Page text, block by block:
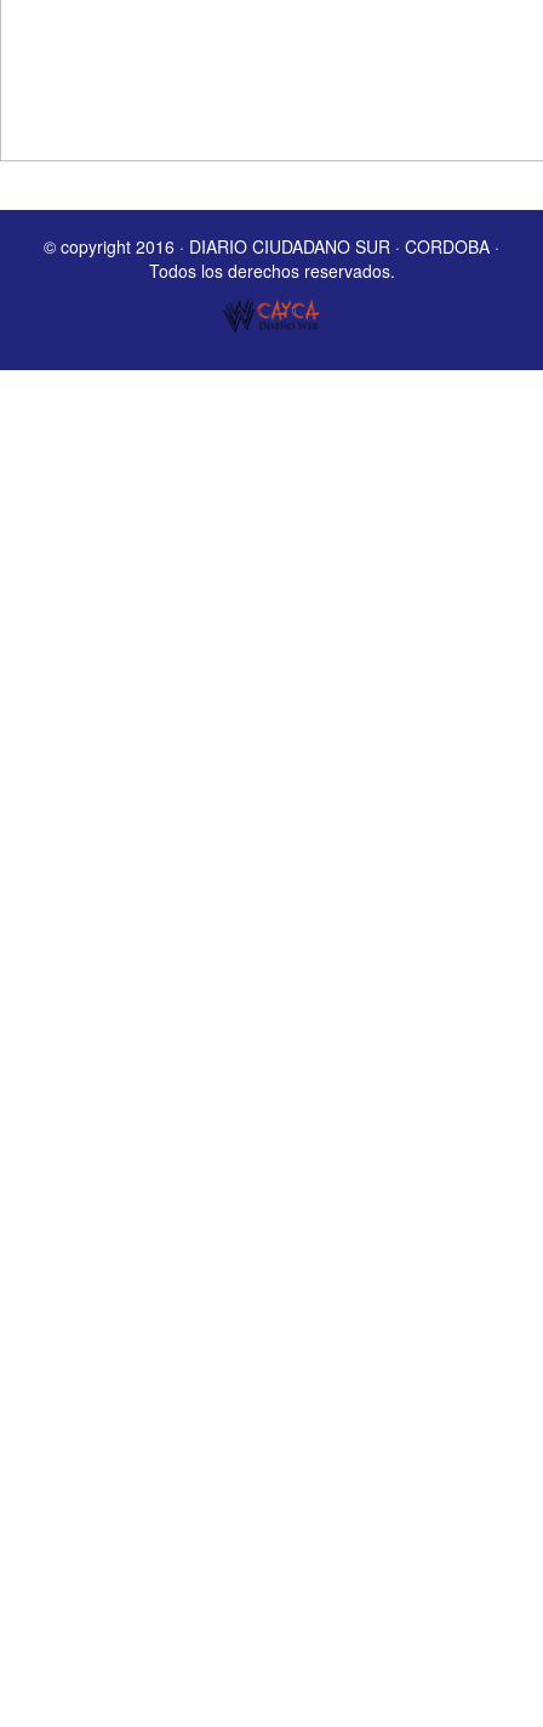
© copyright 2016 · DIARIO CIUDADANO SUR · CORDOBA ·
Todos los derechos reservados.